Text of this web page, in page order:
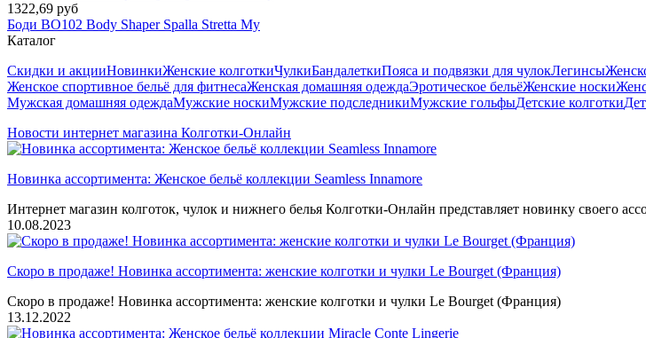
1322,69 руб
Боди BO102 Body Shaper Spalla Stretta My
Каталог
Скидки и акцииНовинкиЖенские колготкиЧулкиБандалеткиПояса и подвязки для чулокЛегинсы
Женское спортивное бельё для фитнесаЖенская домашняя одеждаЭротическое бельёЖенские носки
Мужская домашняя одеждаМужские носкиМужские подследникиМужские гольфыДетские колготки
Новости интернет магазина Колготки-Онлайн
Новинка ассортимента: Женское бельё коллекции Seamless Innamore
Интернет магазин колготок, чулок и нижнего белья Колготки-Онлайн представляет новинку своего
10.08.2023
Скоро в продаже! Новинка ассортимента: женские колготки и чулки Le Bourget (Франция)
Скоро в продаже! Новинка ассортимента: женские колготки и чулки Le Bourget (Франция)
13.12.2022